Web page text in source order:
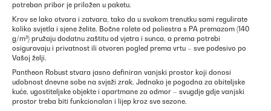
potreban pribor je priložen u paketu.
Krov se lako otvara i zatvara, tako da u svakom trenutku sami regulirate
koliko svjetla i sjene želite. Bočne rolete od poliestra s PA premazom (140
g/m²) pružaju dodatnu zaštitu od vjetra i sunca, a prema potrebi
osiguravaju i privatnost ili otvoren pogled prema vrtu – sve podesivo po
Vašoj želji.
Pantheon Robust stvara jasno definiran vanjski prostor koji donosi
udobnost dnevne sobe na svježi zrak. Jednako je pogodna za obiteljske
kuće, ugostiteljske objekte i apartmane za odmor – svugdje gdje vanjski
prostor treba biti funkcionalan i lijep kroz sve sezone.